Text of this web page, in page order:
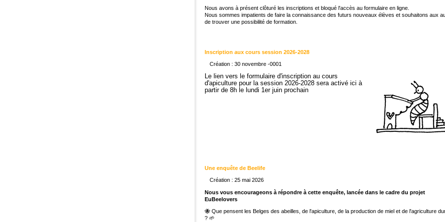
Nous avons à présent clôturé les inscriptions et bloqué l'accès au formulaire en ligne.
Nous sommes impatients de faire la connaissance des futurs nouveaux élèves et souhaitons aux
de trouver une possibilité de formation.
Inscription aux cours session 2026-2028
Création : 30 novembre -0001
Le lien vers le formulaire d'inscription au cours
d'apiculture pour la session 2026-2028 sera activé ici à
partir de 8h le lundi 1er juin prochain
Une enquête de Beelife
Création : 25 mai 2026
Nous vous encourageons à répondre à cette enquête, lancée dans le cadre du projet
EuBeelovers
🐝 Que pensent les Belges des abeilles, de l'apiculture, de la production de miel et de l'agriculture
? 🌱